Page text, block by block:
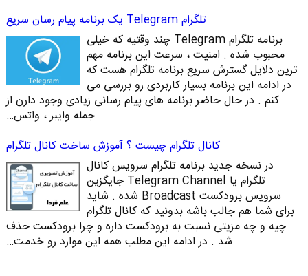
تلگرام Telegram یک برنامه پیام رسان سریع
برنامه تلگرام Telegram چند وقتیه که خیلی
محبوب شده . امنیت ، سرعت این برنامه مهم
ترین دلایل گسترش سریع برنامه تلگرام هست که
در ادامه این برنامه بسیار کاربردی رو بررسی می
کنم . در حال حاضر برنامه های پیام رسانی زیادی وجود دارن از
جمله وایبر ، واتس…
کانال تلگرام چیست ؟ آموزش ساخت کانال تلگرام
در نسخه جدید برنامه تلگرام سرویس کانال
تلگرام یا Telegram Channel جایگزین
سرویس برودکست Broadcast شده . شاید
برای شما هم جالب باشه بدونید که کانال تلگرام
چیه و چه مزیتی نسبت به برودکست داره و چرا برودکست حذف
شد . در ادامه این مطلب همه این موارد رو خدمت…